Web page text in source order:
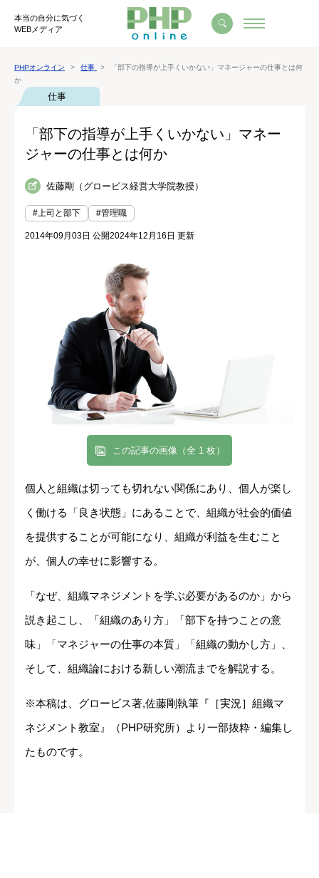
本当の自分に気づく
WEBメディア
PHPオンライン 仕事
「部下の指導が上手くいかない」マネージャーの仕事とは何
か
仕事
「部下の指導が上手くいかない」マネー
ジャーの仕事とは何か
佐藤剛（グロービス経営大学院教授）
#上司と部下 #管理職
2014年09月03日 公開2024年12月16日 更新
この記事の画像（全 1 枚）
個人と組織は切っても切れない関係にあり、個人が楽し
く働ける「良き状態」にあることで、組織が社会的価値
を提供することが可能になり、組織が利益を生むこと
が、個人の幸せに影響する。
「なぜ、組織マネジメントを学ぶ必要があるのか」から
説き起こし、「組織のあり方」「部下を持つことの意
味」「マネジャーの仕事の本質」「組織の動かし方」、
そして、組織論における新しい潮流までを解説する。
※本稿は、グロービス著,佐藤剛執筆『［実況］組織マ
ネジメント教室』（PHP研究所）より一部抜粋・編集し
たものです。